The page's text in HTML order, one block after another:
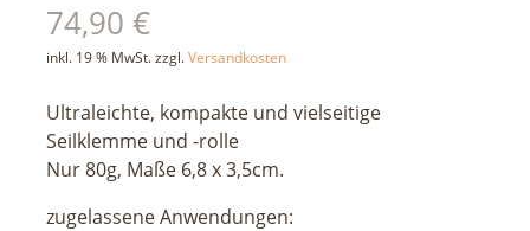
74,90 €
inkl. 19 % MwSt. zzgl.Versandkosten
Ultraleichte, kompakte und vielseitige
Seilklemme und -rolle
Nur 80g, Maße 6,8 x 3,5cm.
zugelassene Anwendungen: